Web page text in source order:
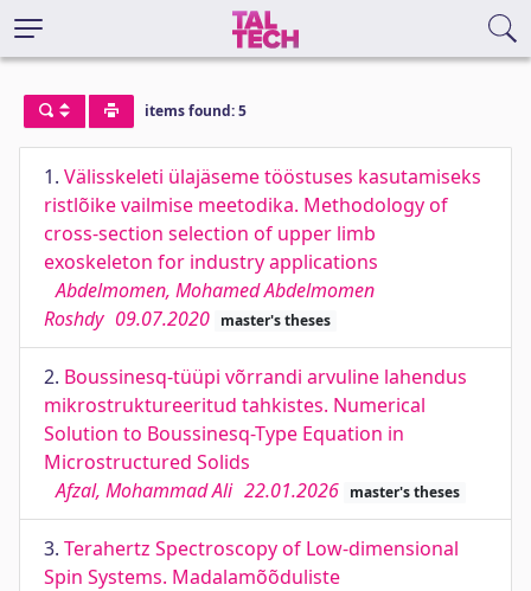
items found: 5
1. Välisskeleti ülajäseme tööstuses kasutamiseks
ristlõike vailmise meetodika. Methodology of
cross-section selection of upper limb
exoskeleton for industry applications
Abdelmomen, Mohamed Abdelmomen
Roshdy 09.07.2020 master's theses
2. Boussinesq-tüüpi võrrandi arvuline lahendus
mikrostruktureeritud tahkistes. Numerical
Solution to Boussinesq-Type Equation in
Microstructured Solids
Afzal, Mohammad Ali 22.01.2026 master's theses
3. Terahertz Spectroscopy of Low-dimensional
Spin Systems. Madalamõõduliste